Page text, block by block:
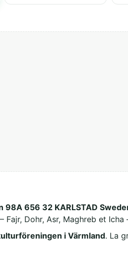
98A 656 32 KARLSTAD
Dohr, Asr, Maghreb et
i Värmland. La